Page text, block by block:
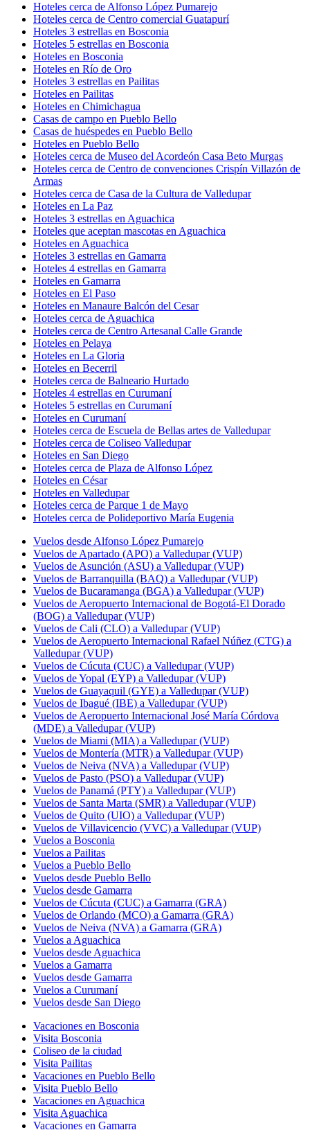
Hoteles cerca de Alfonso López Pumarejo
Hoteles cerca de Centro comercial Guatapurí
Hoteles 3 estrellas en Bosconia
Hoteles 5 estrellas en Bosconia
Hoteles en Bosconia
Hoteles en Río de Oro
Hoteles 3 estrellas en Pailitas
Hoteles en Pailitas
Hoteles en Chimichagua
Casas de campo en Pueblo Bello
Casas de huéspedes en Pueblo Bello
Hoteles en Pueblo Bello
Hoteles cerca de Museo del Acordeón Casa Beto Murgas
Hoteles cerca de Centro de convenciones Crispín Villazón de
Armas
Hoteles cerca de Casa de la Cultura de Valledupar
Hoteles en La Paz
Hoteles 3 estrellas en Aguachica
Hoteles que aceptan mascotas en Aguachica
Hoteles en Aguachica
Hoteles 3 estrellas en Gamarra
Hoteles 4 estrellas en Gamarra
Hoteles en Gamarra
Hoteles en El Paso
Hoteles en Manaure Balcón del Cesar
Hoteles cerca de Aguachica
Hoteles cerca de Centro Artesanal Calle Grande
Hoteles en Pelaya
Hoteles en La Gloria
Hoteles en Becerril
Hoteles cerca de Balneario Hurtado
Hoteles 4 estrellas en Curumaní
Hoteles 5 estrellas en Curumaní
Hoteles en Curumaní
Hoteles cerca de Escuela de Bellas artes de Valledupar
Hoteles cerca de Coliseo Valledupar
Hoteles en San Diego
Hoteles cerca de Plaza de Alfonso López
Hoteles en César
Hoteles en Valledupar
Hoteles cerca de Parque 1 de Mayo
Hoteles cerca de Polideportivo María Eugenia
Vuelos desde Alfonso López Pumarejo
Vuelos de Apartado (APO) a Valledupar (VUP)
Vuelos de Asunción (ASU) a Valledupar (VUP)
Vuelos de Barranquilla (BAQ) a Valledupar (VUP)
Vuelos de Bucaramanga (BGA) a Valledupar (VUP)
Vuelos de Aeropuerto Internacional de Bogotá-El Dorado
(BOG) a Valledupar (VUP)
Vuelos de Cali (CLO) a Valledupar (VUP)
Vuelos de Aeropuerto Internacional Rafael Núñez (CTG) a
Valledupar (VUP)
Vuelos de Cúcuta (CUC) a Valledupar (VUP)
Vuelos de Yopal (EYP) a Valledupar (VUP)
Vuelos de Guayaquil (GYE) a Valledupar (VUP)
Vuelos de Ibagué (IBE) a Valledupar (VUP)
Vuelos de Aeropuerto Internacional José María Córdova
(MDE) a Valledupar (VUP)
Vuelos de Miami (MIA) a Valledupar (VUP)
Vuelos de Montería (MTR) a Valledupar (VUP)
Vuelos de Neiva (NVA) a Valledupar (VUP)
Vuelos de Pasto (PSO) a Valledupar (VUP)
Vuelos de Panamá (PTY) a Valledupar (VUP)
Vuelos de Santa Marta (SMR) a Valledupar (VUP)
Vuelos de Quito (UIO) a Valledupar (VUP)
Vuelos de Villavicencio (VVC) a Valledupar (VUP)
Vuelos a Bosconia
Vuelos a Pailitas
Vuelos a Pueblo Bello
Vuelos desde Pueblo Bello
Vuelos desde Gamarra
Vuelos de Cúcuta (CUC) a Gamarra (GRA)
Vuelos de Orlando (MCO) a Gamarra (GRA)
Vuelos de Neiva (NVA) a Gamarra (GRA)
Vuelos a Aguachica
Vuelos desde Aguachica
Vuelos a Gamarra
Vuelos desde Gamarra
Vuelos a Curumaní
Vuelos desde San Diego
Vacaciones en Bosconia
Visita Bosconia
Coliseo de la ciudad
Visita Pailitas
Vacaciones en Pueblo Bello
Visita Pueblo Bello
Vacaciones en Aguachica
Visita Aguachica
Vacaciones en Gamarra